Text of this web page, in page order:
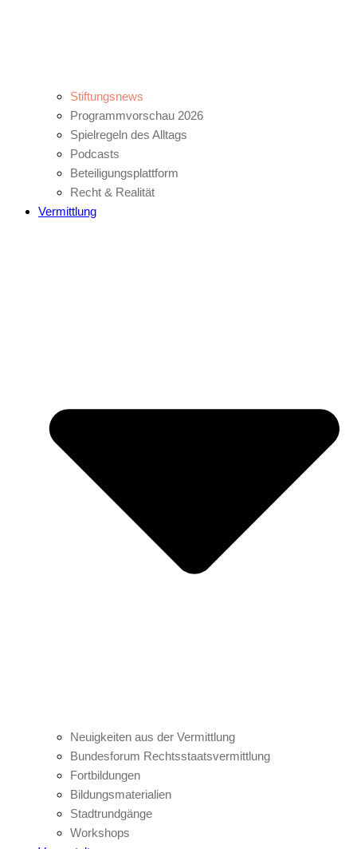
Stiftungsnews
Programmvorschau 2026
Spielregeln des Alltags
Podcasts
Beteiligungsplattform
Recht & Realität
Vermittlung
Neuigkeiten aus der Vermittlung
Bundesforum Rechtsstaatsvermittlung
Fortbildungen
Bildungsmaterialien
Stadtrundgänge
Workshops